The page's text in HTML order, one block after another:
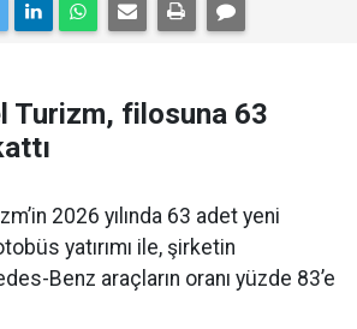
Turizm, filosuna 63
2026 yılında 63 adet yeni
yatırımı ile, şirketin
Benz araçların oranı yüzde 83’e